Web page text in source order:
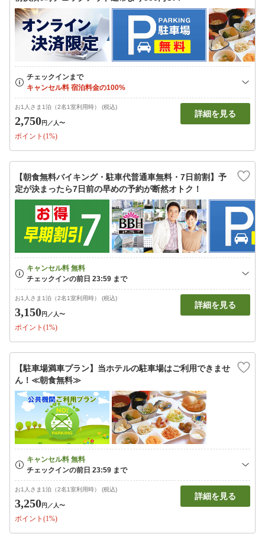
お1人さま1泊（2名1室利用時） (税込)
2,750円 ／人〜
ポイント(1%)
詳細を見る
【朝食無料バイキング・駐車代普通車無料・7日前割】予
定が決まったら7日前の早めの予約が断然オトク！
お1人さま1泊（2名1室利用時） (税込)
3,150円 ／人〜
ポイント(1%)
詳細を見る
【駐車場満車プラン】当ホテルの駐車場はご利用できませ
ん！≪朝食無料≫
お1人さま1泊（2名1室利用時） (税込)
3,250円 ／人〜
ポイント(1%)
詳細を見る